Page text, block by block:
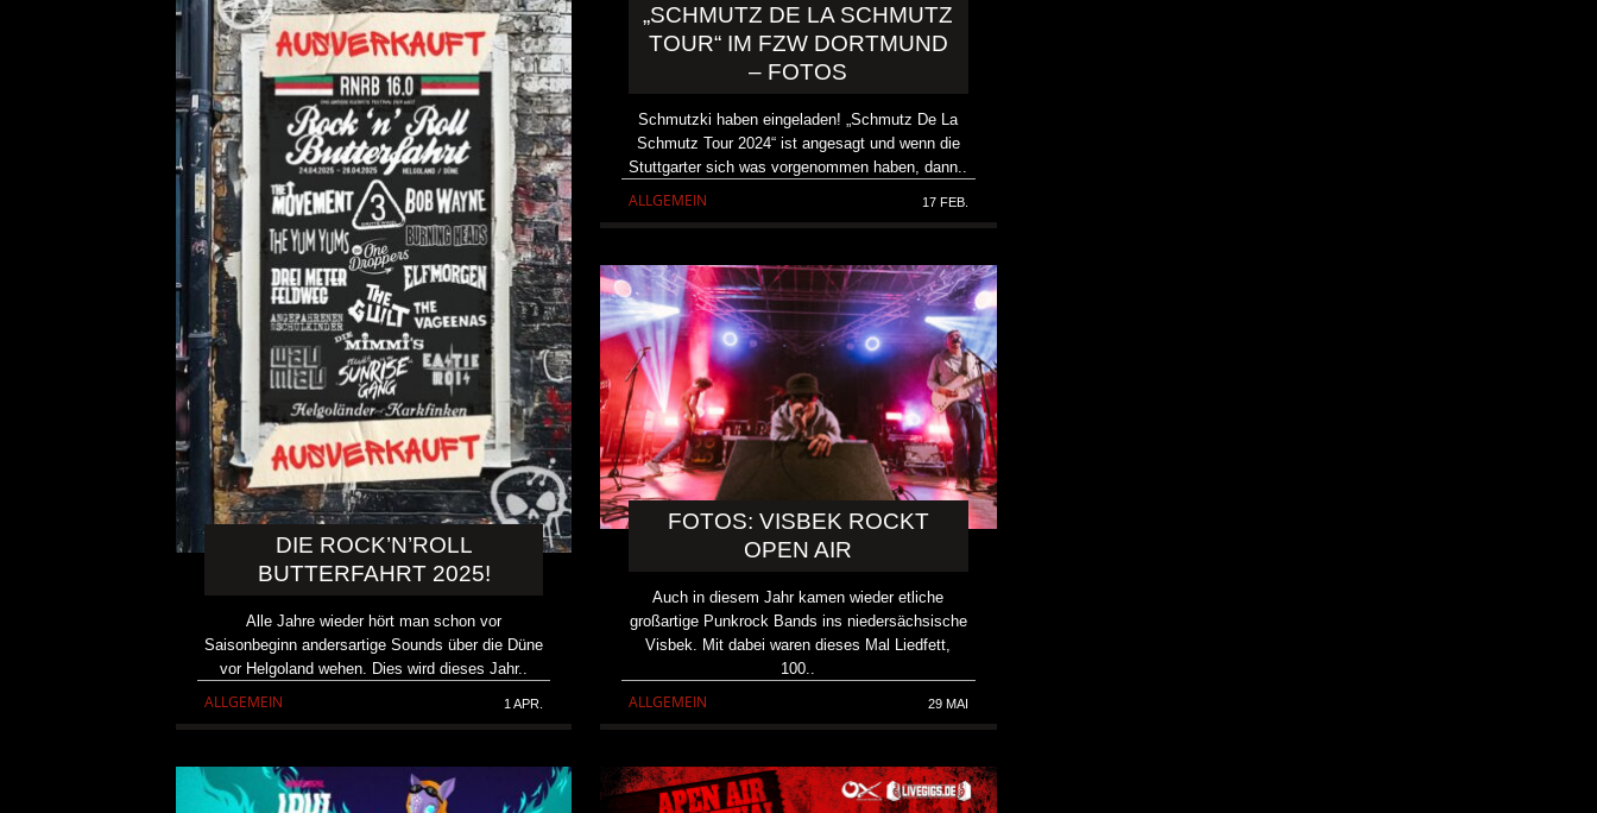
DIE ROCK’N’ROLL
BUTTERFAHRT 2025!
Alle Jahre wieder hört man schon vor
Saisonbeginn andersartige Sounds über die Düne
vor Helgoland wehen. Dies wird dieses Jahr..
ALLGEMEIN 1 APR.
„SCHMUTZ DE LA SCHMUTZ
TOUR“ IM FZW DORTMUND
– FOTOS
Schmutzki haben eingeladen! „Schmutz De La
Schmutz Tour 2024“ ist angesagt und wenn die
Stuttgarter sich was vorgenommen haben, dann..
ALLGEMEIN 17 FEB.
FOTOS: VISBEK ROCKT
OPEN AIR
Auch in diesem Jahr kamen wieder etliche
großartige Punkrock Bands ins niedersächsische
Visbek. Mit dabei waren dieses Mal Liedfett,
100..
ALLGEMEIN 29 MAI